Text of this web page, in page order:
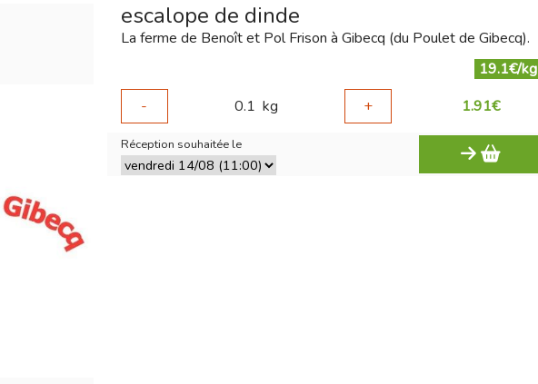
escalope de dinde
La ferme de Benoît et Pol Frison à Gibecq (du Poulet de Gibecq).
19.1€/kg
-
0.1 kg + 1.91€
Réception souhaitée le